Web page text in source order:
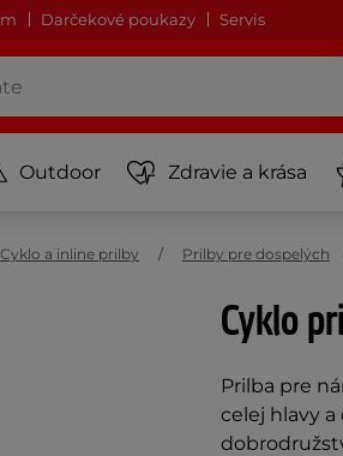
Darčekové poukazy Servis
Outdoor Zdravie a krása
Cyklo a inline prilby Prilby pre dospelých
Cyklo
Prilba pre
celej hlavy